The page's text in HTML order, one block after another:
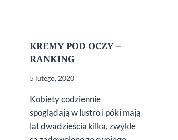
KREMY POD OCZY –
RANKING
5 lutego, 2020
Kobiety codziennie
spoglądają w lustro i póki mają
lat dwadzieścia kilka, zwykle